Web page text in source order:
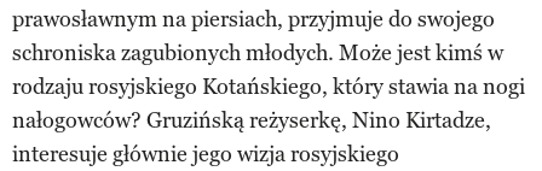
prawosławnym na piersiach, przyjmuje do swojego
schroniska zagubionych młodych. Może jest kimś w
rodzaju rosyjskiego Kotańskiego, który stawia na nogi
nałogowców? Gruzińską reżyserkę, Nino Kirtadze,
interesuje głównie jego wizja rosyjskiego